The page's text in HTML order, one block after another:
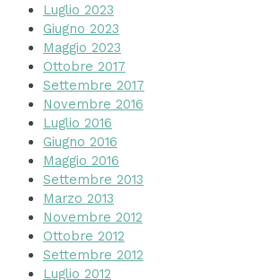
Luglio 2023
Giugno 2023
Maggio 2023
Ottobre 2017
Settembre 2017
Novembre 2016
Luglio 2016
Giugno 2016
Maggio 2016
Settembre 2013
Marzo 2013
Novembre 2012
Ottobre 2012
Settembre 2012
Luglio 2012